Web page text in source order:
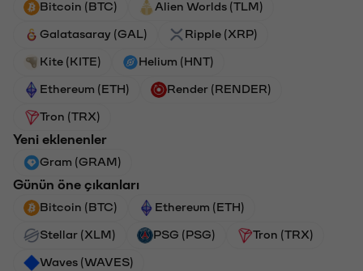
Bitcoin (BTC) Alien Worlds (TLM)
Galatasaray (GAL) Ripple (XRP)
Kite (KITE) Helium (HNT)
Ethereum (ETH) Render (RENDER)
Tron (TRX)
Yeni eklenenler
Gram (GRAM)
Günün öne çıkanları
Bitcoin (BTC) Ethereum (ETH)
Stellar (XLM) PSG (PSG) Tron (TRX)
Waves (WAVES)